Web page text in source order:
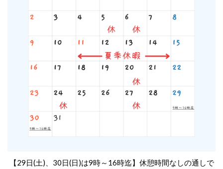
【29日(土)、30日(日)は9時～16時迄】休憩時間なしの通しで